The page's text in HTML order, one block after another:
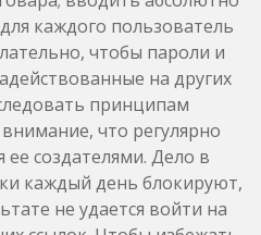
каждого пользователь
чтобы пароли и
на других
принципам
что регулярно
создателями. Дело в
каждый день блокируют,
не удается войти на